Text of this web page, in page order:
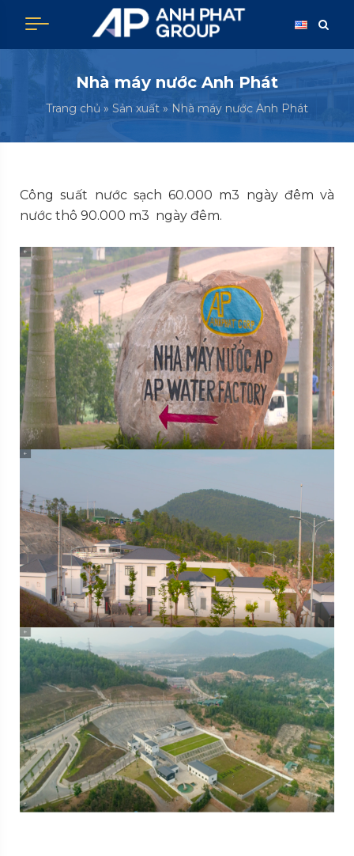
content
Nhà máy nước Anh Phát
Trang chủ » Sản xuất » Nhà máy nước Anh Phát
Công suất nước sạch 60.000 m3 ngày đêm và
nước thô 90.000 m3 ngày đêm.